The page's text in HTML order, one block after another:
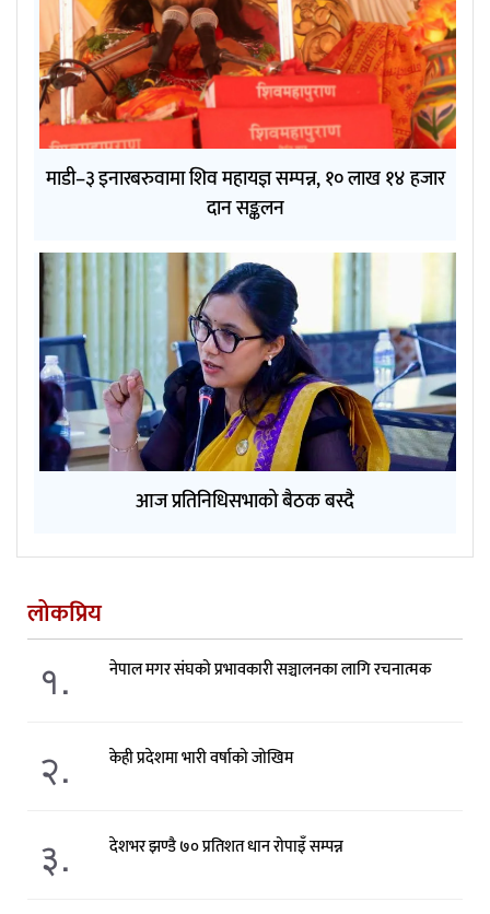
माडी–३ इनारबरुवामा शिव महायज्ञ सम्पन्न, १० लाख १४ हजार
दान सङ्कलन
आज प्रतिनिधिसभाको बैठक बस्दै
लोकप्रिय
१. नेपाल मगर संघको प्रभावकारी सञ्चालनका लागि रचनात्मक
२. केही प्रदेशमा भारी वर्षाको जोखिम
३. देशभर झण्डै ७० प्रतिशत धान रोपाइँ सम्पन्न